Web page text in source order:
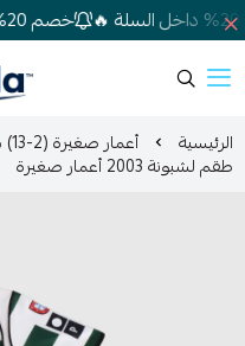
خصم 20% داخل السلة 🔥
الرئيسية أعمار صغيرة (2-13) سنة
طقم لشبونة 2003 أعمار صغيرة